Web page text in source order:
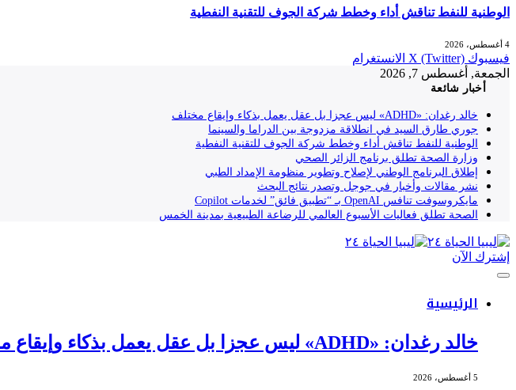
الوطنية للنفط تناقش أداء وخطط شركة الجوف للتقنية النفطية
4 أغسطس، 2026
فيسبوك X (Twitter) الانستغرام
الجمعة, أغسطس 7, 2026
أخبار شائعة
خالد رغدان: «ADHD» ليس عجزا بل عقل يعمل بذكاء وإيقاع مختلف
جوري طارق السيد في انطلاقة مزدوجة بين الدراما والسينما
الوطنية للنفط تناقش أداء وخطط شركة الجوف للتقنية النفطية
وزارة الصحة تطلق برنامج الزائر الصحي
إطلاق البرنامج الوطني لإصلاح وتطوير منظومة الإمداد الطبي
نشر مقالات وأخبار في جوجل وتصدر نتائج البحث
مايكروسوفت تنافس OpenAI بـ “تطبيق فائق” لخدمات Copilot
الصحة تطلق فعاليات الأسبوع العالمي للرضاعة الطبيعية بمدينة الخمس
إشترك الآن
الرئيسية
خالد رغدان: «ADHD» ليس عجزا بل عقل يعمل بذكاء وإيقاع مختلف
5 أغسطس، 2026